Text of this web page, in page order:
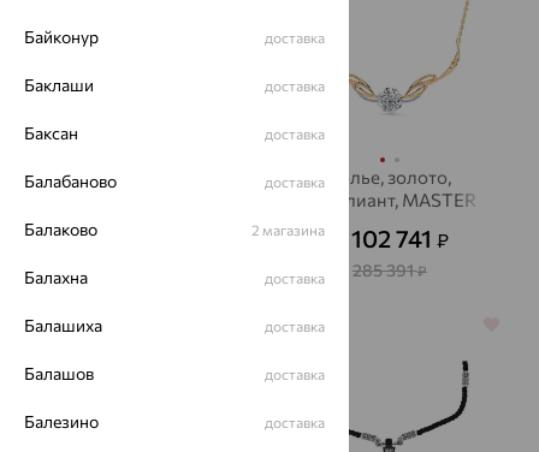
Колье, золото,
от 14 128
Колье, золото,
бриллиант, MASTER
102 741 ₽
285 391₽
64% 64%
Байконур доставка
Баклаши доставка
Баксан доставка
Балабаново доставка
Балаково 2 магазина
Балахна доставка
Балашиха доставка
Балашов доставка
Балезино доставка